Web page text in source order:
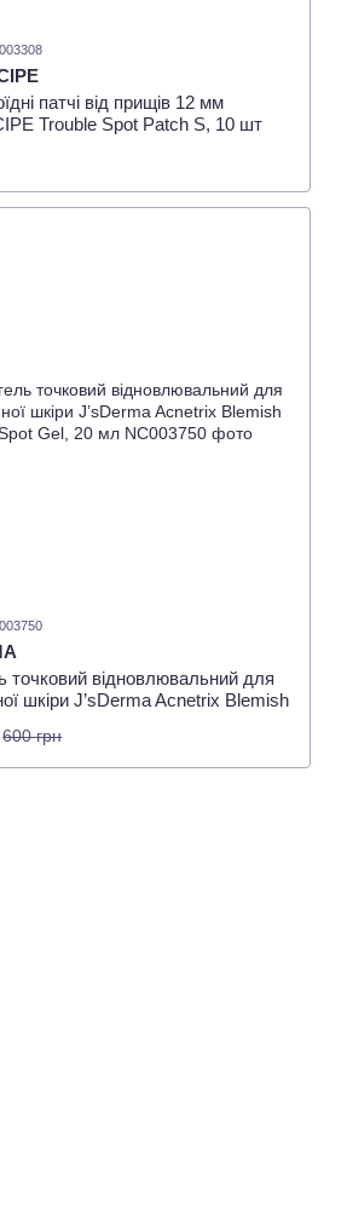
патчі від прищів 12 мм
Trouble Spot Patch S, 10 шт
точковий відновлювальний для
шкіри J’sDerma Acnetrix Blemish
600 грн